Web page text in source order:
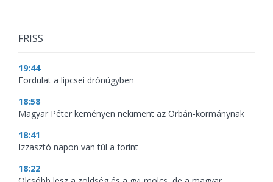
FRISS
19:44
Fordulat a lipcsei drónügyben
18:58
Magyar Péter keményen nekiment az Orbán-kormánynak
18:41
Izzasztó napon van túl a forint
18:22